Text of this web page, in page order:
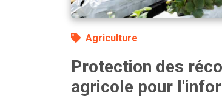
Agriculture
Protection des
agricole pour